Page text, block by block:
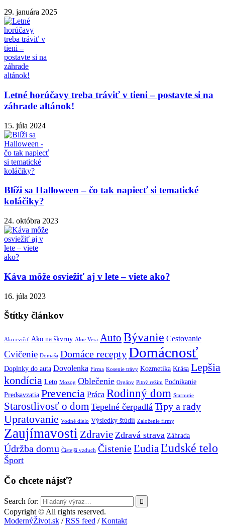
29. januára 2025
Letné horúčavy treba tráviť v tieni – postavte si na
záhrade altánok!
15. júla 2024
Blíži sa Halloween – čo tak napiecť si tematické
koláčiky?
24. októbra 2023
Káva môže osviežiť aj v lete – viete ako?
16. júla 2023
Štítky článkov
Ako cvičiť Ako na škvrny Aloe Vera Auto Bývanie Cestovanie
Cvičenie Domaša Domáce receptyDomácnosť
Doplnky do auta Dovolenka Firma Kosenie trávy Kozmetika Krása Lepšia
kondícia Leto Mozog Oblečenie Orgány Pitný režim Podnikanie
Predsavzatia Prevencia Práca Rodinný dom Starnutie
Starostlivosť o dom Tepelné čerpadlá Tipy a rady
Upratovanie Vodné dielo Výsledky štúdií Založenie firmy
Zaujímavosti Zdravie Zdravá strava Záhrada
Údržba domu Čistejší vzduch ČistenieĽudiaĽudské telo
Šport
Čo chcete nájsť?
Search for:
Copyright © All rights reserved.
ModernýŽivot.sk /RSS feed /Kontakt